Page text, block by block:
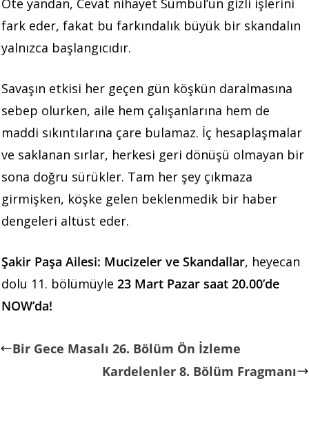
Öte yandan, Cevat nihayet Sümbül’ün gizli işlerini
fark eder, fakat bu farkındalık büyük bir skandalın
yalnızca başlangıcıdır.
Savaşın etkisi her geçen gün köşkün daralmasına
sebep olurken, aile hem çalışanlarına hem de
maddi sıkıntılarına çare bulamaz. İç hesaplaşmalar
ve saklanan sırlar, herkesi geri dönüşü olmayan bir
sona doğru sürükler. Tam her şey çıkmaza
girmişken, köşke gelen beklenmedik bir haber
dengeleri altüst eder.
Şakir Paşa Ailesi: Mucizeler ve Skandallar, heyecan
dolu 11. bölümüyle 23 Mart Pazar saat 20.00’de
NOW’da!
Bir Gece Masalı 26. Bölüm Ön İzleme
Kardelenler 8. Bölüm Fragmanı